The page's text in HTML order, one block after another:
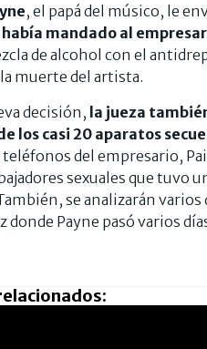
, el papá del músico, le
había mandado al
de alcohol con el
muerte del artista.
decisión, la jueza
los casi 20 aparatos
del empresario,
sexuales que tuvo
se analizarán
donde Payne pasó varios